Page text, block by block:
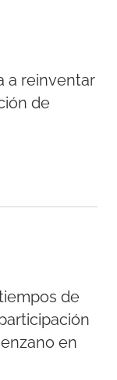
a reinventar
de
de
en